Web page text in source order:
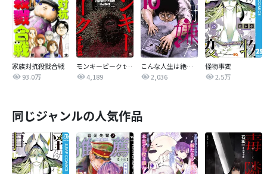
家族対抗殺戮合戦
93.0万
モンキーピーク the Rock
4,189
こんな人生は絶対嫌だ
2,036
怪物事変
2.5万
同じジャンルの人気作品